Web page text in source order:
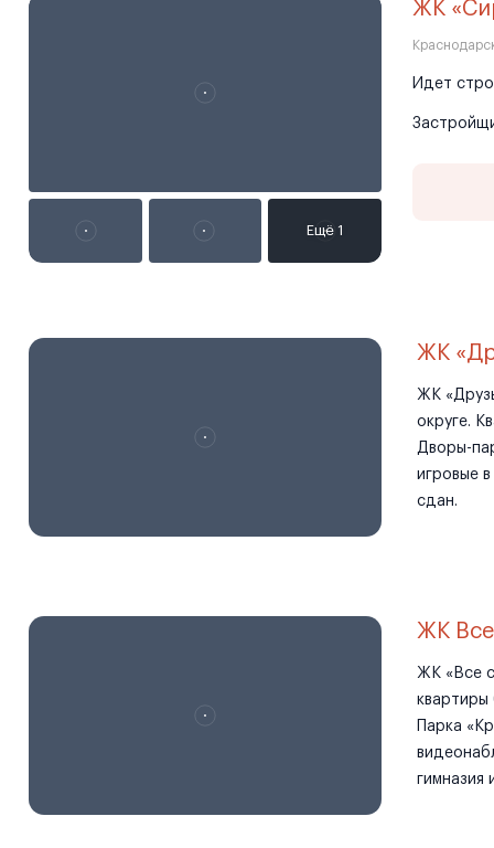
ЖК
Идет
ЖК
ЖК
округе.
Дворы-
игровые
сдан.
ЖК
ЖК «Все
квартиры
Парка
гимназия